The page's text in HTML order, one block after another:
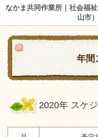
なかま共同作業所｜社会福
山市）
年間
2020年 スケ